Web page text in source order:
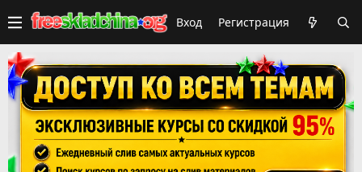
Вход Регистрация